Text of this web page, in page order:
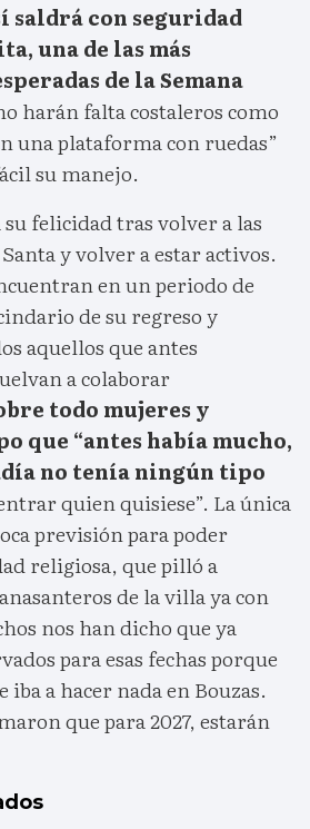
saldrá con seguridad
una de las más
de la Semana
harán falta costaleros como
una plataforma con ruedas”
su manejo.
felicidad tras volver a las
y volver a estar activos.
en un periodo de
de su regreso y
aquellos que antes
a colaborar
todo mujeres y
que “antes había mucho,
no tenía ningún tipo
quien quisiese”. La única
previsión para poder
religiosa, que pilló a
de la villa ya con
nos han dicho que ya
para esas fechas porque
iba a hacer nada en Bouzas.
que para 2027, estarán